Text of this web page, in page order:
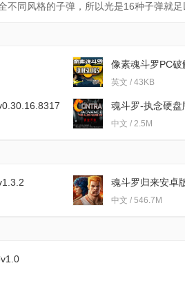
不同风格的子弹，所以光是16种子弹就足
像素魂斗罗PC破
英文 / 43KB
魂斗罗-执念硬盘
中文 / 2.5M
魂斗罗归来安卓
中文 / 546.7M